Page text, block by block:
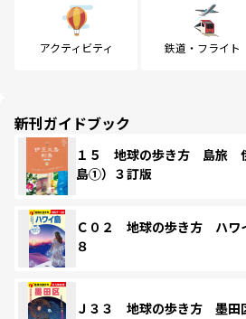
アクティビティ 鉄道・フライト
新刊ガイドブック
１５ 地球の歩き方 島旅
島①）３訂版
Ｃ０２ 地球の歩き方 ハワ
８
Ｊ３３ 地球の歩き方 墨田